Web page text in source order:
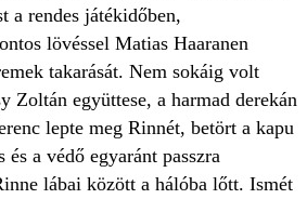
a rendes játékidőben,
lövéssel Matias Haaranen
takarását. Nem sokáig volt
Zoltán együttese, a harmad derekán
lepte meg Rinnét, betört a kapu
a védő egyaránt passzra
lábai között a hálóba lőtt. Ismét